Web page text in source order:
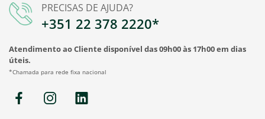
PRECISAS DE AJUDA?
+351 22 378 2220*
Atendimento ao Cliente disponível das 09h00 às 17h00 em dias
úteis.
*Chamada para rede fixa nacional